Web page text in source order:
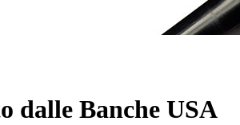
dalle Banche USA